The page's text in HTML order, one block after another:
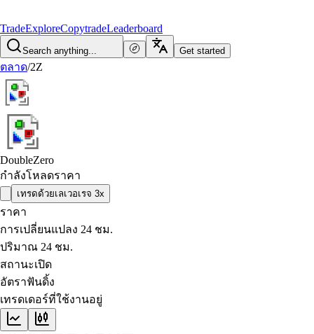
TradeExploreCopytradeLeaderboard
Search anything... Get started
ตลาด/2Z
DoubleZero
กำลังโหลดราคา
เทรดด้วยเลเวอเรจ 3x
ราคา
การเปลี่ยนแปลง 24 ชม.
ปริมาณ 24 ชม.
สถานะเปิด
อัตราฟันดิ้ง
เทรดเดอร์ที่ใช้งานอยู่